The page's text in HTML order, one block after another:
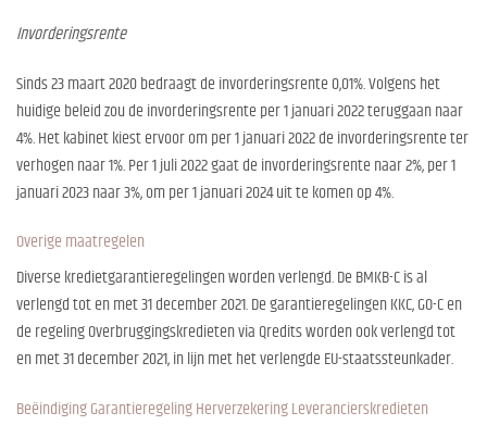
Invorderingsrente
Sinds 23 maart 2020 bedraagt de invorderingsrente 0,01%. Volgens het
huidige beleid zou de invorderingsrente per 1 januari 2022 teruggaan naar
4%. Het kabinet kiest ervoor om per 1 januari 2022 de invorderingsrente ter
verhogen naar 1%. Per 1 juli 2022 gaat de invorderingsrente naar 2%, per 1
januari 2023 naar 3%, om per 1 januari 2024 uit te komen op 4%.
Overige maatregelen
Diverse kredietgarantieregelingen worden verlengd. De BMKB-C is al
verlengd tot en met 31 december 2021. De garantieregelingen KKC, GO-C en
de regeling Overbruggingskredieten via Qredits worden ook verlengd tot
en met 31 december 2021, in lijn met het verlengde EU-staatssteunkader.
Beëindiging Garantieregeling Herverzekering Leverancierskredieten